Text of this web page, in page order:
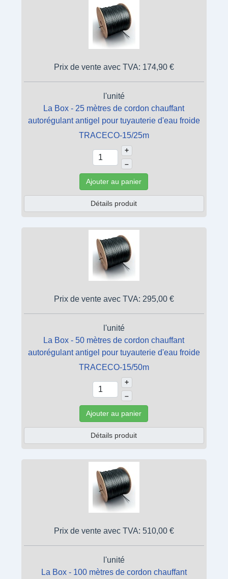
Prix de vente avec TVA: 174,90 €
l'unité
La Box - 25 mètres de cordon chauffant
autorégulant antigel pour tuyauterie d'eau froide
TRACECO-15/25m
+
–
Ajouter au panier
Détails produit
Prix de vente avec TVA: 295,00 €
l'unité
La Box - 50 mètres de cordon chauffant
autorégulant antigel pour tuyauterie d'eau froide
TRACECO-15/50m
+
–
Ajouter au panier
Détails produit
Prix de vente avec TVA: 510,00 €
l'unité
La Box - 100 mètres de cordon chauffant